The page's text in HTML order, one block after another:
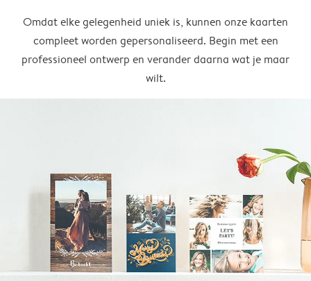
Omdat elke gelegenheid uniek is, kunnen onze kaarten
compleet worden gepersonaliseerd. Begin met een
professioneel ontwerp en verander daarna wat je maar
wilt.